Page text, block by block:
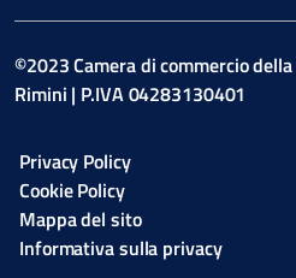
©2023 Camera di commercio
Rimini | P.IVA 04283130401
Privacy Policy
Cookie Policy
Mappa del sito
Informativa sulla privacy